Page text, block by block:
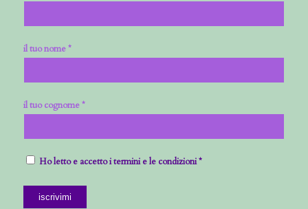
il tuo nome *
il tuo cognome *
Ho letto e accetto i termini e le condizioni *